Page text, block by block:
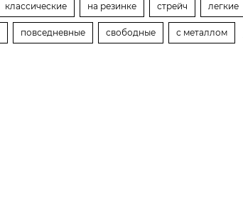
классические на резинке стрейч легкие
повседневные свободные с металлом